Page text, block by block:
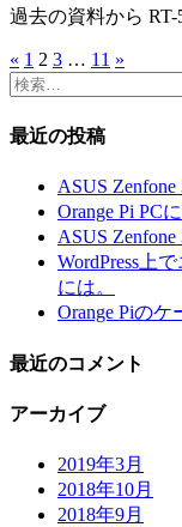
過去の資料から
投
稿
の
« 1 2 3 … 11 »
検
最近の投稿
ASUS
Orange Pi PC
ASUS
WordPress上
には。
Orange Piのケ
最近のコメント
アーカイブ
2019年3月
2018年10月
2018年9月